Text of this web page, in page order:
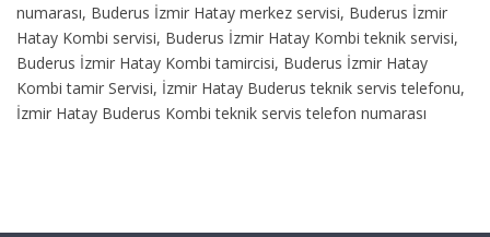
numarası, Buderus İzmir Hatay merkez servisi, Buderus İzmir
Hatay Kombi servisi, Buderus İzmir Hatay Kombi teknik servisi,
Buderus İzmir Hatay Kombi tamircisi, Buderus İzmir Hatay
Kombi tamir Servisi, İzmir Hatay Buderus teknik servis telefonu,
İzmir Hatay Buderus Kombi teknik servis telefon numarası